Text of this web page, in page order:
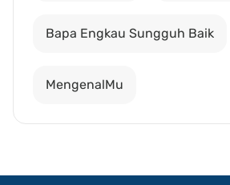
Bapa Engkau Sungguh Baik
MengenalMu